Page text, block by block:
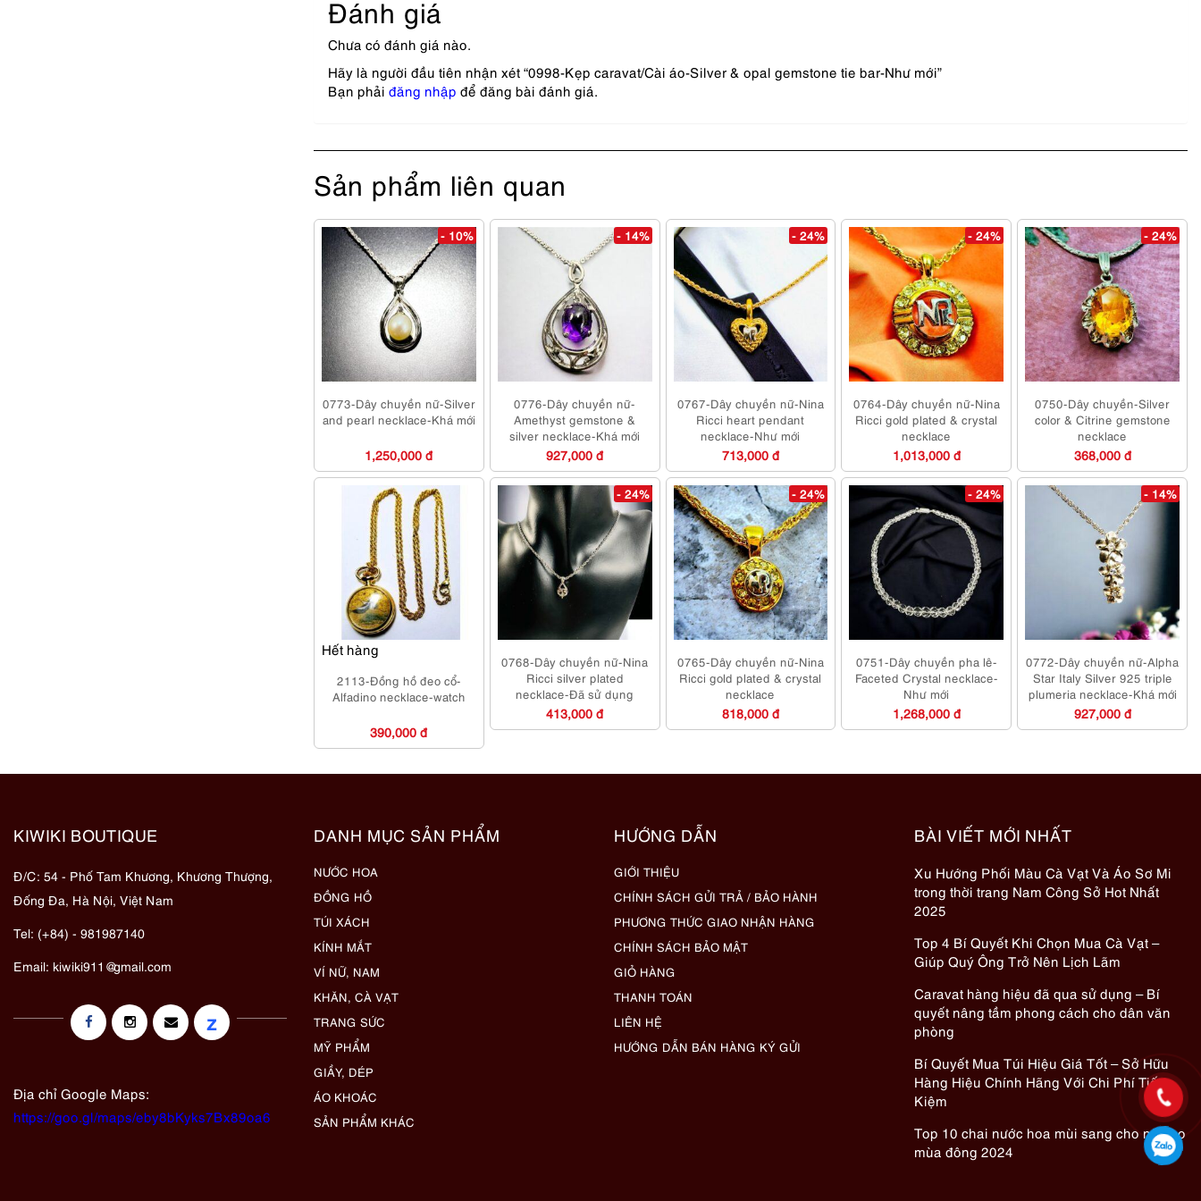
Đánh giá
Chưa có đánh giá nào.
Hãy là người đầu tiên nhận xét “0998-Kẹp caravat/Cài áo-Silver & opal gemstone tie bar-Như mới”
Bạn phải đăng nhập để đăng bài đánh giá.
Sản phẩm liên quan
- 10%
0773-Dây chuyền nữ-Silver
and pearl necklace-Khá mới
1,250,000 đ
- 14%
0776-Dây chuyền nữ-
Amethyst gemstone &
silver necklace-Khá mới
927,000 đ
- 24%
0767-Dây chuyền nữ-Nina
Ricci heart pendant
necklace-Như mới
713,000 đ
- 24%
0764-Dây chuyền nữ-Nina
Ricci gold plated & crystal
necklace
1,013,000 đ
- 24%
0750-Dây chuyền-Silver
color & Citrine gemstone
necklace
368,000 đ
Hết hàng
2113-Đồng hồ đeo cổ-
Alfadino necklace-watch
390,000 đ
- 24%
0768-Dây chuyền nữ-Nina
Ricci silver plated
necklace-Đã sử dụng
413,000 đ
- 24%
0765-Dây chuyền nữ-Nina
Ricci gold plated & crystal
necklace
818,000 đ
- 24%
0751-Dây chuyền pha lê-
Faceted Crystal necklace-
Như mới
1,268,000 đ
- 14%
0772-Dây chuyền nữ-Alpha
Star Italy Silver 925 triple
plumeria necklace-Khá mới
927,000 đ
KIWIKI BOUTIQUE
Đ/C: 54 - Phố Tam Khương, Khương Thượng,
Đống Đa, Hà Nội, Việt Nam
Tel: (+84) - 981987140
Email: kiwiki911@gmail.com
z
Địa chỉ Google Maps:
https://goo.gl/maps/eby8bKyks7Bx89oa6
DANH MỤC SẢN PHẨM
NƯỚC HOA
ĐỒNG HỒ
TÚI XÁCH
KÍNH MẮT
VÍ NỮ, NAM
KHĂN, CÀ VẠT
TRANG SỨC
MỸ PHẨM
GIẦY, DÉP
ÁO KHOÁC
SẢN PHẨM KHÁC
HƯỚNG DẪN
GIỚI THIỆU
CHÍNH SÁCH GỬI TRẢ / BẢO HÀNH
PHƯƠNG THỨC GIAO NHẬN HÀNG
CHÍNH SÁCH BẢO MẬT
GIỎ HÀNG
THANH TOÁN
LIÊN HỆ
HƯỚNG DẪN BÁN HÀNG KÝ GỬI
BÀI VIẾT MỚI NHẤT
Xu Hướng Phối Màu Cà Vạt Và Áo Sơ Mi
trong thời trang Nam Công Sở Hot Nhất
2025
Top 4 Bí Quyết Khi Chọn Mua Cà Vạt –
Giúp Quý Ông Trở Nên Lịch Lãm
Caravat hàng hiệu đã qua sử dụng – Bí
quyết nâng tầm phong cách cho dân văn
phòng
Bí Quyết Mua Túi Hiệu Giá Tốt – Sở Hữu
Hàng Hiệu Chính Hãng Với Chi Phí Tiết
Kiệm
Top 10 chai nước hoa mùi sang cho nữ cho
mùa đông 2024